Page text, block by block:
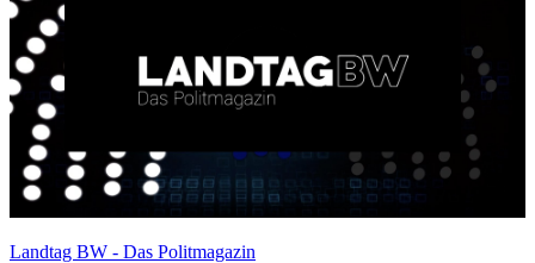
Landtag BW - Das Politmagazin